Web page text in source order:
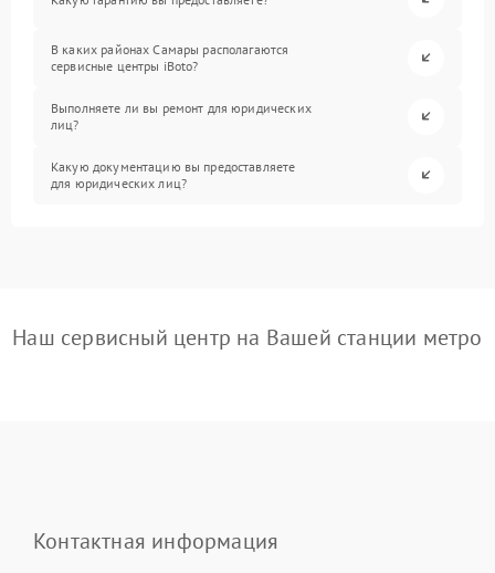
В каких районах Самары располагаются
сервисные центры iBoto?
Выполняете ли вы ремонт для юридических
лиц?
Какую документацию вы предоставляете
для юридических лиц?
Наш сервисный центр на Вашей станции метро
Контактная информация